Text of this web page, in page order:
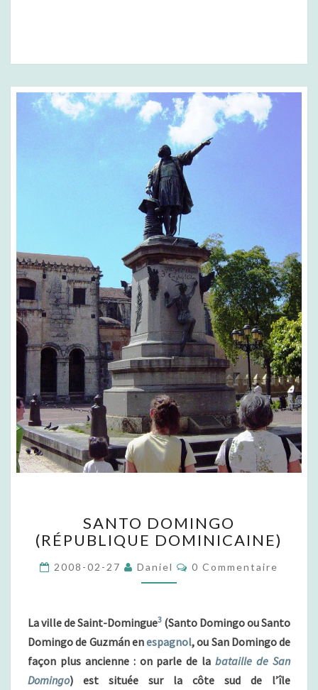
A
N
O
D
M
N
G
O
SANTO DOMINGO
(RÉPUBLIQUE DOMINICAINE)
2008-02-27 Daniel
C
O
N
T
A
I
R
S
0 Commentaire
La ville de Saint-Domingue3 (Santo Domingo ou Santo
Domingo de Guzmán enespagnol, ou San Domingo de
façon plus ancienne : on parle de labataille de San
Domingo) est située sur la côte sud de l’île